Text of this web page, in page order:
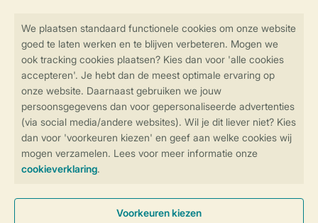
Controle over jouw gegevens &
Instellingen wijzigen
Veilig en snel online boeken
Veilige gegevensoverdracht
Veilige betaling